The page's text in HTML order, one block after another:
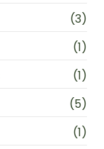
(3)
(1)
(1)
(5)
(1)